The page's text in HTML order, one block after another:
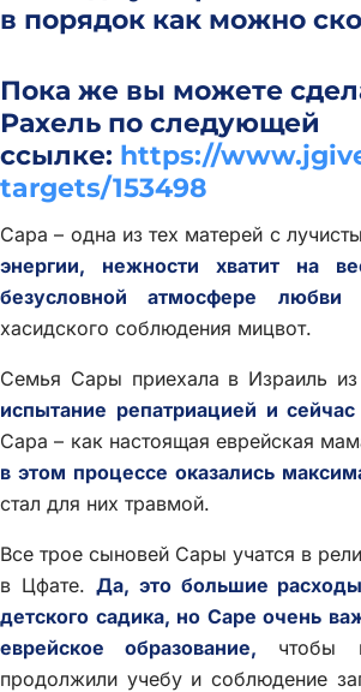
в порядок как можно
Пока же вы можете
Рахель по следующей
ссылке: https://
targets/153498
Сара – одна из тех матерей с
энергии, нежности хватит на
безусловной атмосфере любви
хасидского соблюдения мицвот.
Семья Сары приехала в Израиль
испытание репатриацией и
Сара – как настоящая еврейская
в этом процессе оказались
стал для них травмой.
Все трое сыновей Сары учатся в
в Цфате. Да, это большие
детского садика, но Саре очень
еврейское образование, чтобы
продолжили учебу и соблюдение